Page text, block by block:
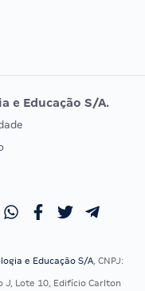
DE ORDEM
OAB
e Educação S/A.
e Educação S/A, CNPJ:
J, Lote 10, Edifício Carlton